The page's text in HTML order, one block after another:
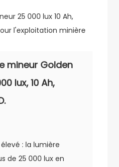
mineur Golden
lux, 10 Ah,
: la lumière
de 25 000 lux en